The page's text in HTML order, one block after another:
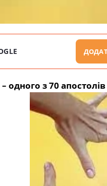
одного з 70 апостолів